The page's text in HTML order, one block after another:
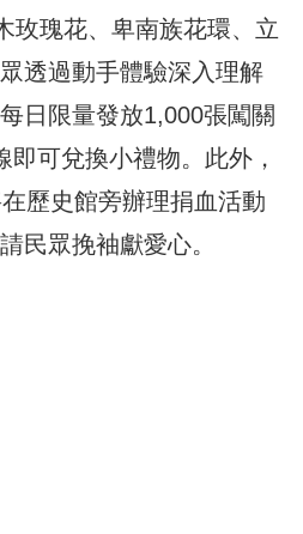
玫瑰花、卑南族花環、立
透過動手體驗深入理解
日限量發放1,000張闖關
可兌換小禮物。此外，
歷史館旁辦理捐血活動
民眾挽袖獻愛心。